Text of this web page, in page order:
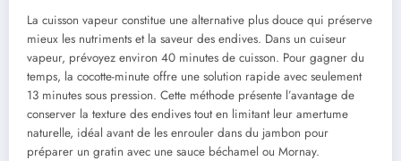
La cuisson vapeur constitue une alternative plus douce qui préserve
mieux les nutriments et la saveur des endives. Dans un cuiseur
vapeur, prévoyez environ 40 minutes de cuisson. Pour gagner du
temps, la cocotte-minute offre une solution rapide avec seulement
13 minutes sous pression. Cette méthode présente l’avantage de
conserver la texture des endives tout en limitant leur amertume
naturelle, idéal avant de les enrouler dans du jambon pour
préparer un gratin avec une sauce béchamel ou Mornay.